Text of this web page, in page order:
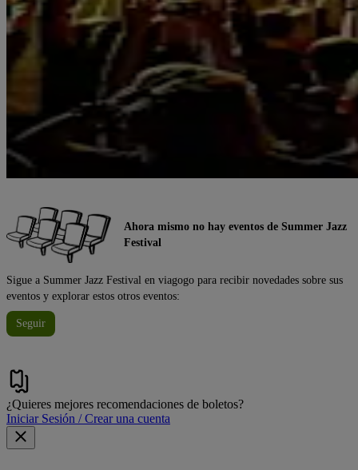
Ahora mismo no hay eventos de Summer Jazz
Festival
Sigue a Summer Jazz Festival en viagogo para recibir novedades sobre sus
eventos y explorar estos otros eventos:
Seguir
¿Quieres mejores recomendaciones de boletos?
Iniciar Sesión / Crear una cuenta